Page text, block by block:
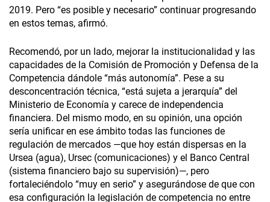
2019. Pero “es posible y necesario” continuar progresando
en estos temas, afirmó.
Recomendó, por un lado, mejorar la institucionalidad y las
capacidades de la Comisión de Promoción y Defensa de la
Competencia dándole “más autonomía”. Pese a su
desconcentración técnica, “está sujeta a jerarquía” del
Ministerio de Economía y carece de independencia
financiera. Del mismo modo, en su opinión, una opción
sería unificar en ese ámbito todas las funciones de
regulación de mercados —que hoy están dispersas en la
Ursea (agua), Ursec (comunicaciones) y el Banco Central
(sistema financiero bajo su supervisión)—, pero
fortaleciéndolo “muy en serio” y asegurándose de que con
esa configuración la legislación de competencia no entre